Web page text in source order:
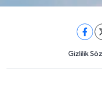
Gizlilik